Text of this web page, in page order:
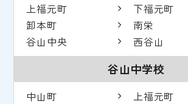
上福元町
下福元町
卸本町
南栄
谷山中央
西谷山
谷山中学校
中山町
上福元町